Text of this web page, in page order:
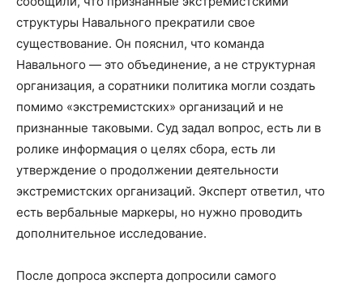
структуры Навального прекратили свое
существование. Он пояснил, что команда
Навального — это объединение, а не структурная
организация, а соратники политика могли создать
помимо «экстремистских» организаций и не
признанные таковыми. Суд задал вопрос, есть ли в
ролике информация о целях сбора, есть ли
утверждение о продолжении деятельности
экстремистских организаций. Эксперт ответил, что
есть вербальные маркеры, но нужно проводить
дополнительное исследование.
После допроса эксперта допросили самого